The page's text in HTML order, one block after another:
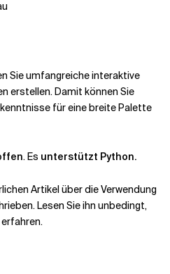
Sie umfangreiche interaktive
erstellen. Damit können Sie
für eine breite Palette
. Es unterstützt Python.
Artikel über die Verwendung
Lesen Sie ihn unbedingt,